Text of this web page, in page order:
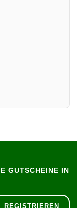
GUTSCHEINE IN
REGISTRIEREN